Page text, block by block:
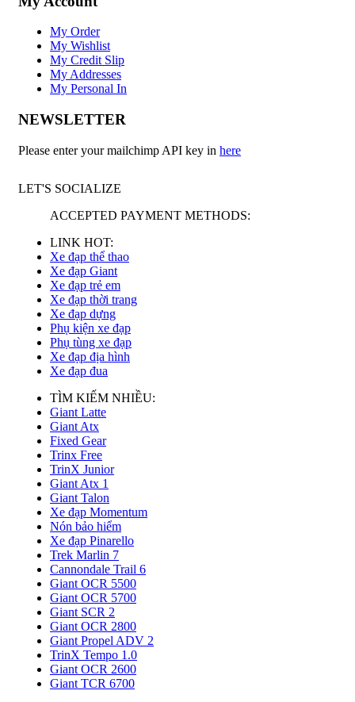
My Order
My Wishlist
My Credit Slip
My Addresses
My Personal In
NEWSLETTER
Please enter your mailchimp API key in here
LET'S SOCIALIZE
ACCEPTED PAYMENT METHODS:
LINK HOT:
Xe đạp thể thao
Xe đạp Giant
Xe đạp trẻ em
Xe đạp thời trang
Xe đạp dựng
Phụ kiện xe đạp
Phụ tùng xe đạp
Xe đạp địa hình
Xe đạp đua
TÌM KIẾM NHIỀU:
Giant Latte
Giant Atx
Fixed Gear
Trinx Free
TrinX Junior
Giant Atx 1
Giant Talon
Xe đạp Momentum
Nón bảo hiểm
Xe đạp Pinarello
Trek Marlin 7
Cannondale Trail 6
Giant OCR 5500
Giant OCR 5700
Giant SCR 2
Giant OCR 2800
Giant Propel ADV 2
TrinX Tempo 1.0
Giant OCR 2600
Giant TCR 6700